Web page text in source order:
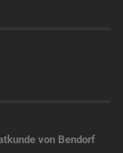
von Bendorf